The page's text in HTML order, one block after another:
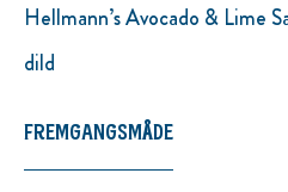
Hellmann’s Avocado & Lime
dild
FREMGANGSMÅDE